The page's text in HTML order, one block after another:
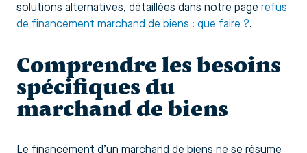
solutions alternatives, détaillées dans notre page refus
de financement marchand de biens : que faire ?.
Comprendre les besoins
spécifiques du
marchand de biens
Le financement d’un marchand de biens ne se résume